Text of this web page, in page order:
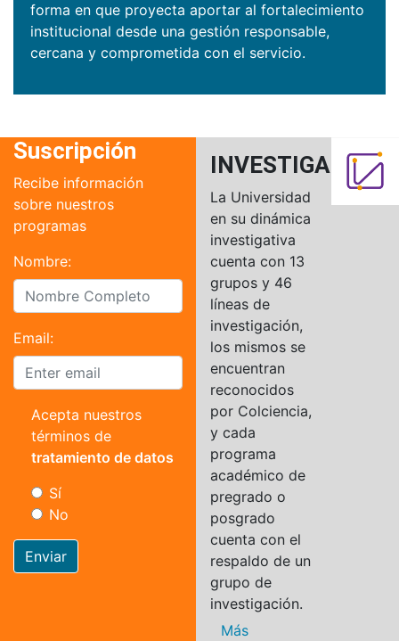
forma en que proyecta aportar al fortalecimiento
institucional desde una gestión responsable,
cercana y comprometida con el servicio.
Suscripción
Recibe información
sobre nuestros
programas
Nombre:
Email:
Acepta nuestros
términos de
tratamiento de datos
Sí
No
Enviar
INVESTIGACIÓN
La Universidad
en su dinámica
investigativa
cuenta con 13
grupos y 46
líneas de
investigación,
los mismos se
encuentran
reconocidos
por Colciencia,
y cada
programa
académico de
pregrado o
posgrado
cuenta con el
respaldo de un
grupo de
investigación.
Más